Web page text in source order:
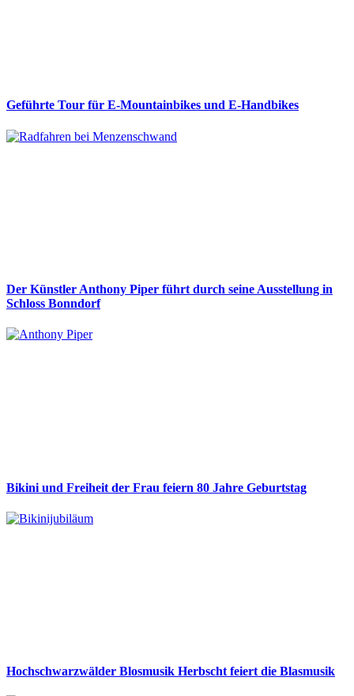
Geführte Tour für E-Mountainbikes und E-Handbikes
Der Künstler Anthony Piper führt durch seine Ausstellung in
Schloss Bonndorf
Bikini und Freiheit der Frau feiern 80 Jahre Geburtstag
Hochschwarzwälder Blosmusik Herbscht feiert die Blasmusik